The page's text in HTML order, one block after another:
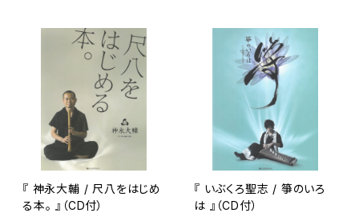
『 神永大輔 / 尺八をはじめ
る本。 』（CD付）
『 いぶくろ聖志 / 箏のいろ
は 』（CD付）